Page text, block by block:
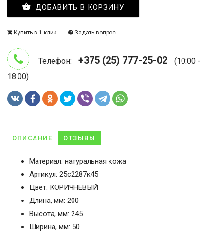
ДОБАВИТЬ В КОРЗИНУ
Купить в 1 клик Задать вопрос
Телефон: +375 (25) 777-25-02
(10:00 -
18:00)
ОПИСАНИЕ ОТЗЫВЫ
Материал: натуральная кожа
Артикул: 25с2287к45
Цвет: КОРИЧНЕВЫЙ
Длина, мм: 200
Высота, мм: 245
Ширина, мм: 50